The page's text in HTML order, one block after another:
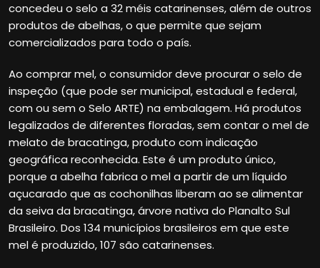
concedeu o selo a 32 méis catarinenses, além de outros
produtos de abelhas, o que permite que sejam
comercializados para todo o país.
Ao comprar mel, o consumidor deve procurar o selo de
inspeção (que pode ser municipal, estadual e federal,
com ou sem o Selo ARTE) na embalagem. Há produtos
legalizados de diferentes floradas, sem contar o mel de
melato de bracatinga, produto com indicação
geográfica reconhecida. Este é um produto único,
porque a abelha fabrica o mel a partir de um líquido
açucarado que as cochonilhas liberam ao se alimentar
da seiva da bracatinga, árvore nativa do Planalto Sul
Brasileiro. Dos 134 municípios brasileiros em que este
mel é produzido, 107 são catarinenses.